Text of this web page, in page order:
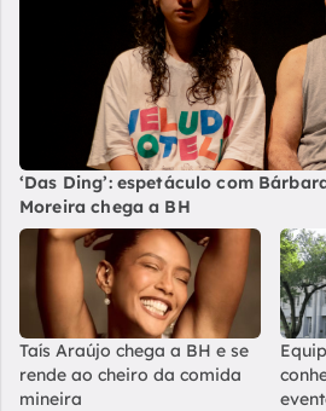
‘Das Ding’: espetáculo com
Moreira chega a BH
Taís Araújo chega a BH e se
rende ao cheiro da comida
mineira